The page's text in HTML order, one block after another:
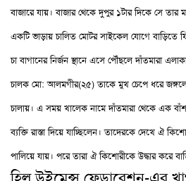
বাজারে যায়।বাজার থেকে দুপুর ১টার দিকে সে তার
একটি ভাড়ায় চালিত মোটর সাইকেল যোগে বাড়িতে
চা বাগানের নির্জন স্থানে এসে পৌঁছলে দাঁতমারা
চালক মো: আলমগীর(২৫) তাকে মুখ চেপে ধরে জঙ্গলে
চালায়। এ সময় খালেক নামে দাঁতমারা থেকে এক
ব্যক্তি রাস্তা দিয়ে যাচ্ছিলেন।তাদেরকে দেখে ঐ
পালিয়ে যায়। পরে তারা ঐ কিশোরীকে উদ্ধার করে